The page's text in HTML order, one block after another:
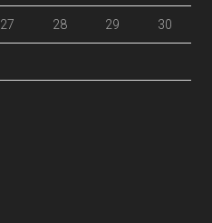
27 28 29 30